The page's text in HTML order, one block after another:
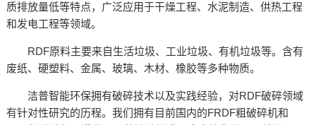
质排放量低等特点，广泛应用于干燥工程、水泥制造、供热工程
和发电工程等领域。
RDF原料主要来自生活垃圾、工业垃圾、有机垃圾等。含有
废纸、硬塑料、金属、玻璃、木材、橡胶等多种物质。
洁普智能环保拥有破碎技术以及实践经验，对RDF破碎领域
有针对性研究的历程。我们拥有目前国内的FRDF粗破碎机和